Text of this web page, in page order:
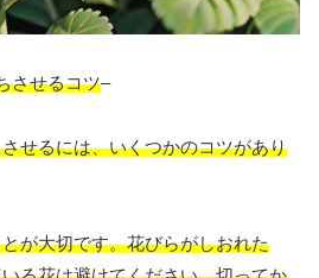
させるコツ–
せるには、いくつかのコツがあり
が大切です。花びらがしおれた